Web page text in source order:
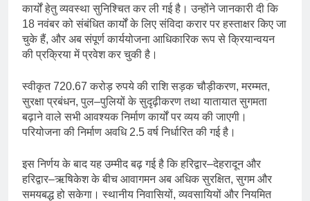
कार्यों हेतु व्यवस्था सुनिश्चित कर ली गई है। उन्होंने जानकारी दी कि
18 नवंबर को संबंधित कार्यों के लिए संविदा करार पर हस्ताक्षर किए जा
चुके हैं, और अब संपूर्ण कार्ययोजना आधिकारिक रूप से क्रियान्वयन
की प्रक्रिया में प्रवेश कर चुकी है।
स्वीकृत 720.67 करोड़ रुपये की राशि सड़क चौड़ीकरण, मरम्मत,
सुरक्षा प्रबंधन, पुल–पुलियों के सुदृढ़ीकरण तथा यातायात सुगमता
बढ़ाने वाले सभी आवश्यक निर्माण कार्यों पर व्यय की जाएगी।
परियोजना की निर्माण अवधि 2.5 वर्ष निर्धारित की गई है।
इस निर्णय के बाद यह उम्मीद बढ़ गई है कि हरिद्वार–देहरादून और
हरिद्वार–ऋषिकेश के बीच आवागमन अब अधिक सुरक्षित, सुगम और
समयबद्ध हो सकेगा। स्थानीय निवासियों, व्यवसायियों और नियमित